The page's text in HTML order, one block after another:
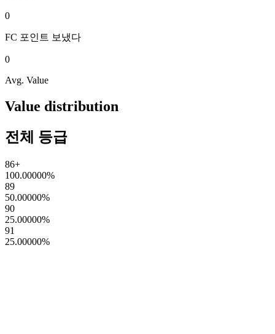
0
FC 포인트 보냈다
0
Avg. Value
Value distribution
전체 등급
86+
100.00000%
89
50.00000%
90
25.00000%
91
25.00000%